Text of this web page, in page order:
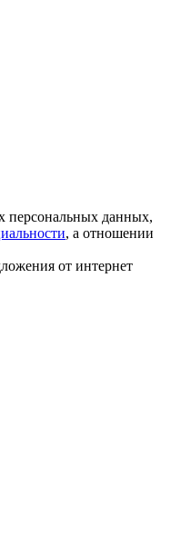
персональных данных,
, а отношении
от интернет